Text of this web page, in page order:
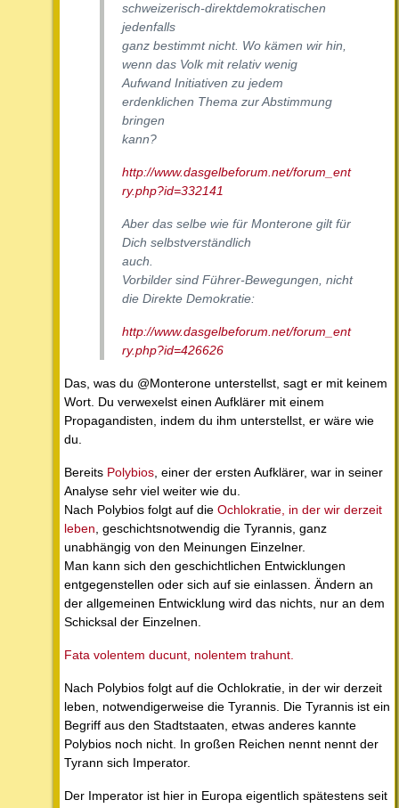
schweizerisch-direktdemokratischen
jedenfalls
ganz bestimmt nicht. Wo kämen wir hin,
wenn das Volk mit relativ wenig
Aufwand Initiativen zu jedem
erdenklichen Thema zur Abstimmung
bringen
kann?
http://www.dasgelbeforum.net/forum_ent
ry.php?id=332141
Aber das selbe wie für Monterone gilt für
Dich selbstverständlich
auch.
Vorbilder sind Führer-Bewegungen, nicht
die Direkte Demokratie:
http://www.dasgelbeforum.net/forum_ent
ry.php?id=426626
Das, was du @Monterone unterstellst, sagt er mit keinem
Wort. Du verwexelst einen Aufklärer mit einem
Propagandisten, indem du ihm unterstellst, er wäre wie
du.
Bereits Polybios, einer der ersten Aufklärer, war in seiner
Analyse sehr viel weiter wie du.
Nach Polybios folgt auf die Ochlokratie, in der wir derzeit
leben, geschichtsnotwendig die Tyrannis, ganz
unabhängig von den Meinungen Einzelner.
Man kann sich den geschichtlichen Entwicklungen
entgegenstellen oder sich auf sie einlassen. Ändern an
der allgemeinen Entwicklung wird das nichts, nur an dem
Schicksal der Einzelnen.
Fata volentem ducunt, nolentem trahunt.
Nach Polybios folgt auf die Ochlokratie, in der wir derzeit
leben, notwendigerweise die Tyrannis. Die Tyrannis ist ein
Begriff aus den Stadtstaaten, etwas anderes kannte
Polybios noch nicht. In großen Reichen nennt nennt der
Tyrann sich Imperator.
Der Imperator ist hier in Europa eigentlich spätestens seit